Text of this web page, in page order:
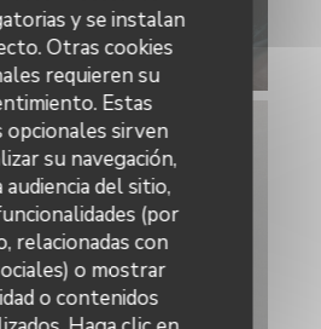
y se instalan
Otras cookies
requieren su
Estas
opcionales sirven
su navegación,
audiencia del sitio,
(por
relacionadas con
o mostrar
o contenidos